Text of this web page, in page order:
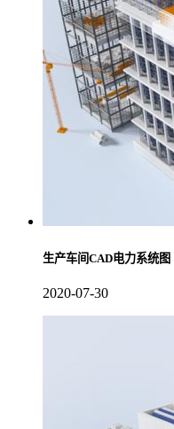
生产车间CAD电力系统图
2020-07-30